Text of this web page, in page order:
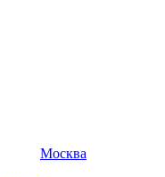
Москва